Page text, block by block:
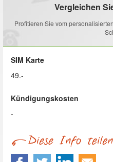
Vergleichen
Profitieren Sie vom personalisierten
SIM Karte
49.-
Kündigungskosten
-